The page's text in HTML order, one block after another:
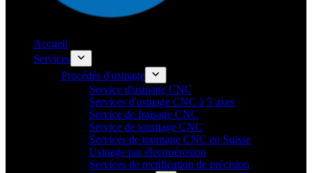
Accueil
Services
Procédés d'usinage
Service d'usinage CNC
Services d'usinage CNC à 5 axes
Service de fraisage CNC
Service de tournage CNC
Services de tournage CNC en Suisse
Usinage par électroérosion
Services de rectification de précision